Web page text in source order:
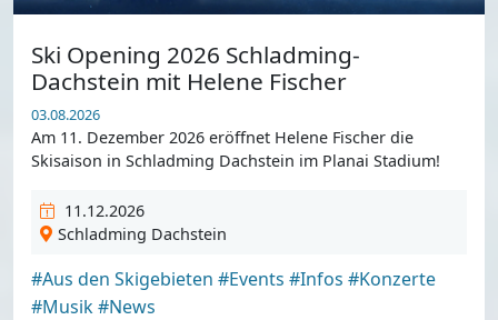
Ski Opening 2026 Schladming-
Dachstein mit Helene Fischer
03.08.2026
Am 11. Dezember 2026 eröffnet Helene Fischer die
Skisaison in Schladming Dachstein im Planai Stadium!
11.12.2026
Schladming Dachstein
#Aus den Skigebieten #Events #Infos #Konzerte
#Musik#News